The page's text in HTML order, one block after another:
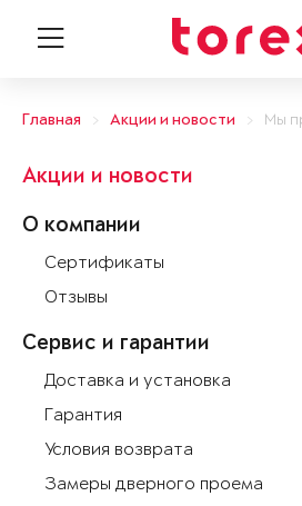
Главная Акции и новости Мы
Акции и новости
О компании
Сертификаты
Отзывы
Сервис и гарантии
Доставка и установка
Гарантия
Условия возврата
Замеры дверного проема